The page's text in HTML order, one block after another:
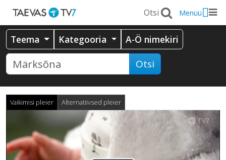
Menüü
Teema Kategooria A-Ö nimekiri
Otsi
Vaikimisi pleier Alternatiivsed pleier